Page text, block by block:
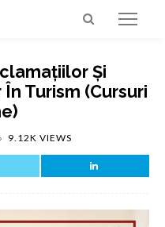
Și
Turism (cursuri
9.12K VIEWS